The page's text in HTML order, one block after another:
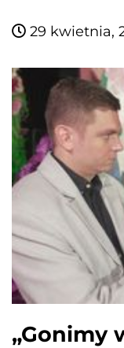
29 kwietnia,
„Gonimy